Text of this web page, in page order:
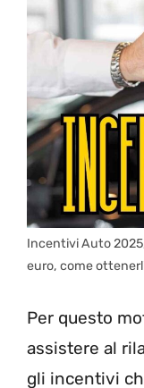
Incentivi Auto
euro, come
Per questo
assistere al
gli incentivi